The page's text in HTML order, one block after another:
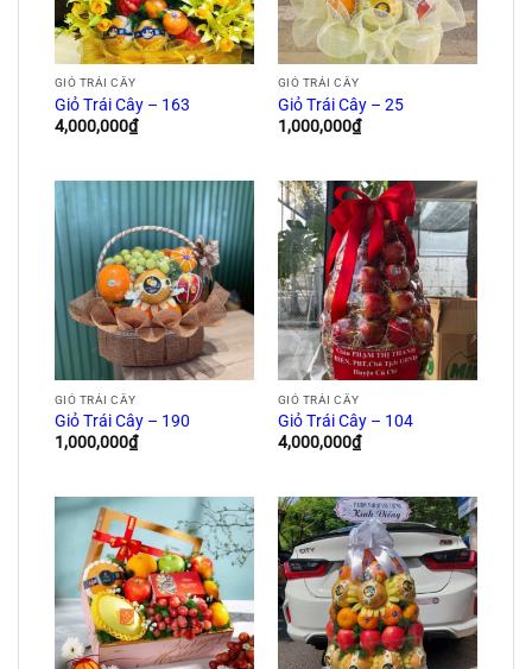
GIỎ TRÁI CÂY
Giỏ Trái Cây – 163
4,000,000₫
GIỎ TRÁI CÂY
Giỏ Trái Cây – 25
1,000,000₫
GIỎ TRÁI CÂY
Giỏ Trái Cây – 190
1,000,000₫
GIỎ TRÁI CÂY
Giỏ Trái Cây – 104
4,000,000₫